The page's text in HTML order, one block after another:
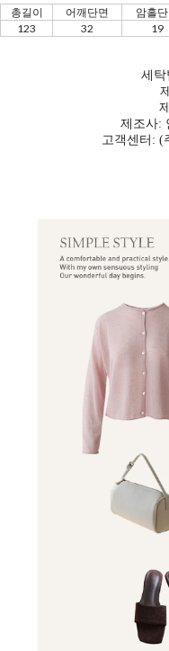
총길이 어깨단면 암홀
123
32 19
세탁
제조사:
고객센터: (